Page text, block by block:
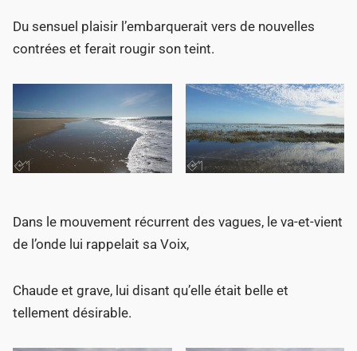
Du sensuel plaisir l’embarquerait vers de nouvelles
contrées et ferait rougir son teint.
Dans le mouvement récurrent des vagues, le va-et-vient
de l’onde lui rappelait sa Voix,
Chaude et grave, lui disant qu’elle était belle et
tellement désirable.